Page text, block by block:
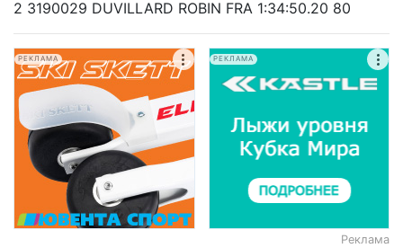
2 3190029 DUVILLARD ROBIN FRA 1:34:50.20 80
РЕКЛАМА РЕКЛАМА
Реклама